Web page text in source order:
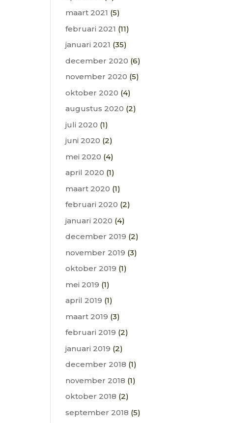
maart 2021 (5)
februari 2021 (11)
januari 2021 (35)
december 2020 (6)
november 2020 (5)
oktober 2020 (4)
augustus 2020 (2)
juli 2020 (1)
juni 2020 (2)
mei 2020 (4)
april 2020 (1)
maart 2020 (1)
februari 2020 (2)
januari 2020 (4)
december 2019 (2)
november 2019 (3)
oktober 2019 (1)
mei 2019 (1)
april 2019 (1)
maart 2019 (3)
februari 2019 (2)
januari 2019 (2)
december 2018 (1)
november 2018 (1)
oktober 2018 (2)
september 2018 (5)